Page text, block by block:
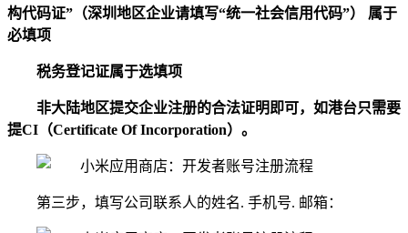
构代码证” （深圳地区企业请填写“统一社会信用代码”） 属于
必填项
税务登记证属于选填项
非大陆地区提交企业注册的合法证明即可，如港台只需要
提CI（Certificate Of Incorporation）。
第三步，填写公司联系人的姓名. 手机号. 邮箱：